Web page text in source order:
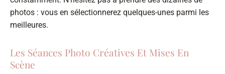
photos : vous en sélectionnerez quelques-unes parmi les
meilleures.
Les Séances Photo Créatives Et Mises En
Scène